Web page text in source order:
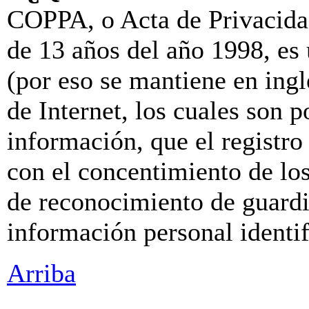
COPPA, o Acta de
de 13 años del año 1998,
(por eso se mantiene en
de Internet, los cuales son
información, que el
con el concentimiento de
de reconocimiento de
información personal
Arriba